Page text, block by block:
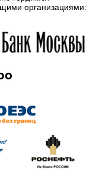
организациями: